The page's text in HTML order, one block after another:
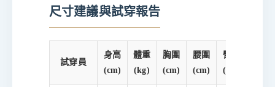
尺寸建議與試穿報告
試穿員
身高
(cm)
體重
(kg)
胸圍
(cm)
腰圍
(cm)
臀圍
(cm)